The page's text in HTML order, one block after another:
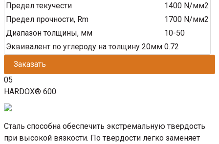
Предел текучести
1400 N/мм2
Предел прочности, Rm
1700 N/мм2
Диапазон толщины, мм
10-50
Эквивалент по углероду на толщину 20мм 0.72
Заказать
05
HARDOX® 600
Сталь способна обеспечить экстремальную твердость
при высокой вязкости. По твердости легко заменяет